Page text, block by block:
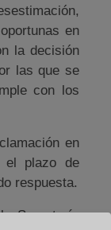
en
la decisión
las que se
con los
en
el plazo de
respuesta.
Secretaría